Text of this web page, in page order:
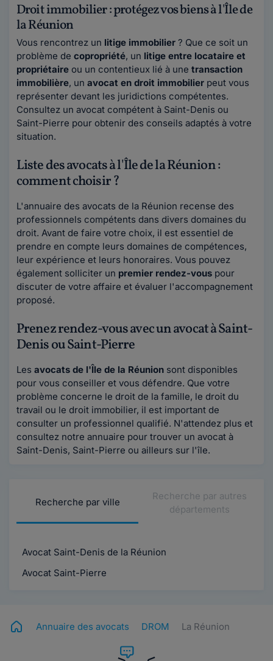
Droit immobilier : protégez vos biens à l'Île de
la Réunion
Vous rencontrez un litige immobilier ? Que ce soit un
problème de copropriété, un litige entre locataire et
propriétaire ou un contentieux lié à une transaction
immobilière, un avocat en droit immobilier peut vous
représenter devant les juridictions compétentes.
Consultez un avocat compétent à Saint-Denis ou
Saint-Pierre pour obtenir des conseils adaptés à votre
situation.
Liste des avocats à l'Île de la Réunion :
comment choisir ?
L'annuaire des avocats de la Réunion recense des
professionnels compétents dans divers domaines du
droit. Avant de faire votre choix, il est essentiel de
prendre en compte leurs domaines de compétences,
leur expérience et leurs honoraires. Vous pouvez
également solliciter un premier rendez-vous pour
discuter de votre affaire et évaluer l'accompagnement
proposé.
Prenez rendez-vous avec un avocat à Saint-
Denis ou Saint-Pierre
Les avocats de l'Île de la Réunion sont disponibles
pour vous conseiller et vous défendre. Que votre
problème concerne le droit de la famille, le droit du
travail ou le droit immobilier, il est important de
consulter un professionnel qualifié. N'attendez plus et
consultez notre annuaire pour trouver un avocat à
Saint-Denis, Saint-Pierre ou ailleurs sur l'île.
Recherche par ville
Recherche par autres
départements
Avocat Saint-Denis de la Réunion
Avocat Saint-Pierre
Annuaire des avocats DROM La Réunion